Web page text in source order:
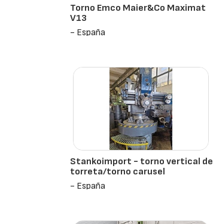
Torno Emco Maier&Co Maximat
V13
- España
Stankoimport - torno vertical de
torreta/torno carusel
- España